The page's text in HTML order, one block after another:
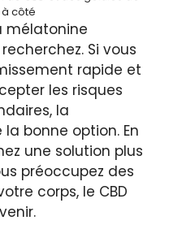
côté
mélatonine
Si vous
rapide et
les risques
la
bonne option. En
une solution plus
préoccupez des
corps, le CBD